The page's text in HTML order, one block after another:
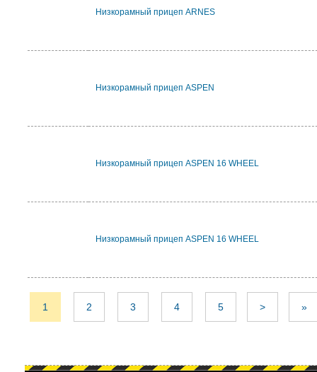
Низкорамный прицеп ARNES
Низкорамный прицеп ASPEN
Низкорамный прицеп ASPEN 16 WHEEL
Низкорамный прицеп ASPEN 16 WHEEL
1 2 3 4 5 > »